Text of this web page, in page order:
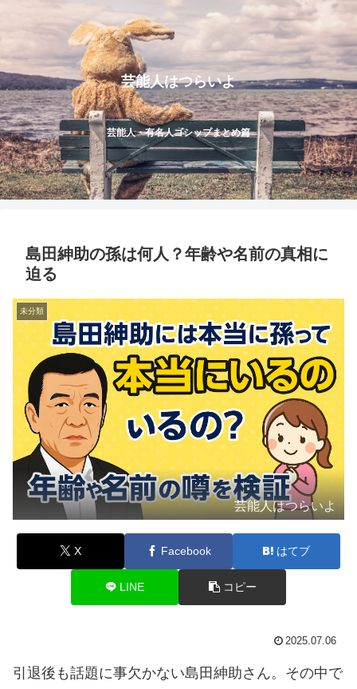
芸能人はつらいよ
芸能人・有名人ゴシップまとめ篇
島田紳助の孫は何人？年齢や名前の真相に
迫る
未分類
芸能人はつらいよ
X Facebook はてブ
LINE コピー
2025.07.06
引退後も話題に事欠かない島田紳助さん。その中で